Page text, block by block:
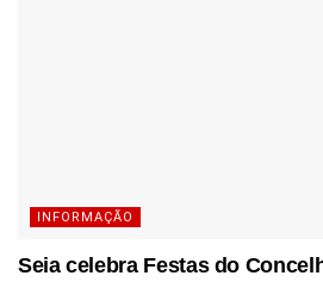
INFORMAÇÃO
Seia celebra Festas do